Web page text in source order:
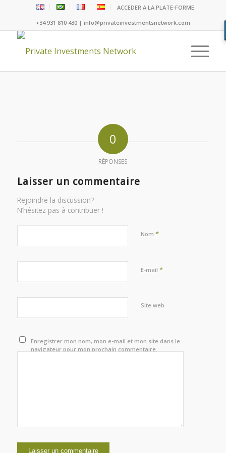
ACCEDER A LA PLATE-FORME
+34 931 810 430 | info@privateinvestmentsnetwork.com
0
RÉPONSES
Laisser un commentaire
Rejoindre la discussion?
N’hésitez pas à contribuer !
Nom *
E-mail *
Site web
Enregistrer mon nom, mon e-mail et mon site dans le
navigateur pour mon prochain commentaire.